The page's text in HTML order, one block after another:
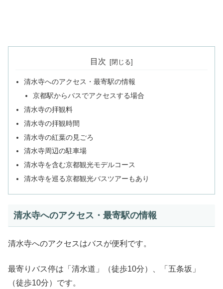
目次
清水寺へのアクセス・最寄駅の情報
京都駅からバスでアクセスする場合
清水寺の拝観料
清水寺の拝観時間
清水寺の紅葉の見ごろ
清水寺周辺の駐車場
清水寺を含む京都観光モデルコース
清水寺を巡る京都観光バスツアーもあり
清水寺へのアクセス・最寄駅の情報
清水寺へのアクセスはバスが便利です。
最寄りバス停は「清水道」（徒歩10分）、「五条坂」
（徒歩10分）です。